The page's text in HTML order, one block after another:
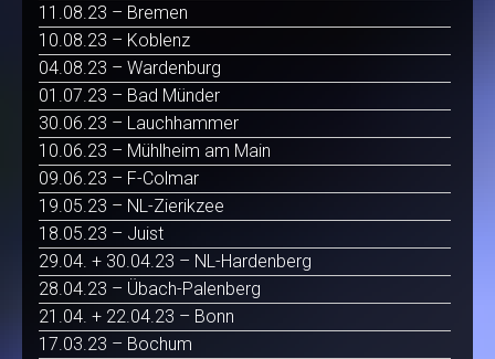
11.08.23 – Bremen
10.08.23 – Koblenz
04.08.23 – Wardenburg
01.07.23 – Bad Münder
30.06.23 – Lauchhammer
10.06.23 – Mühlheim am Main
09.06.23 – F-Colmar
19.05.23 – NL-Zierikzee
18.05.23 – Juist
29.04. + 30.04.23 – NL-Hardenberg
28.04.23 – Übach-Palenberg
21.04. + 22.04.23 – Bonn
17.03.23 – Bochum